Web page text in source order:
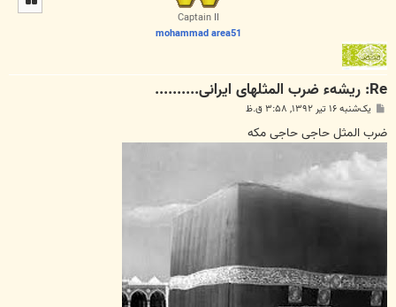
Captain II
mohammad area51
Re: ریشهء ضرب المثلهای ایرانی..........
ت
یک‌شنبه ۱۶ تیر ۱۳۹۲, ۳:۵۸ ق.ظ
ضرب المثل حاجی حاجی مکه